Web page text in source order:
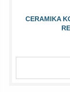
CERAMIKA